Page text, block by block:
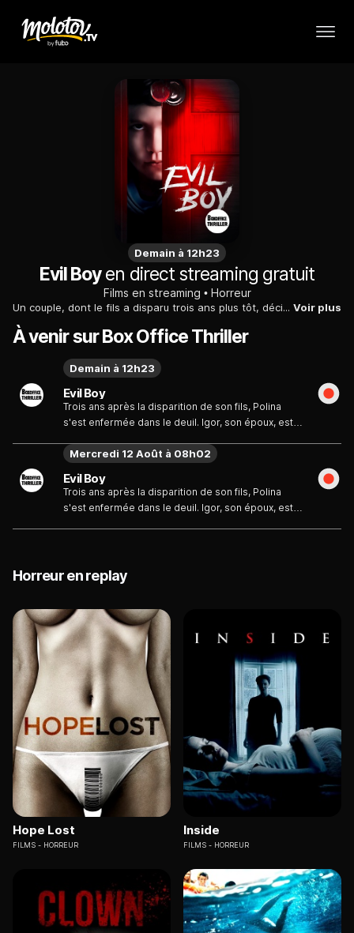
Demain à 12h23
Evil Boyen direct streaming gratuit
Films en streaming Horreur
Un couple, dont le fils a disparu trois ans plus tôt, décide d'adopter un petit garçon. Ils espèrent que son arrivée leur permettra de surmonter leur deuil. Voir plus
À venir sur Box Office Thriller
Evil Boy
Trois ans après la disparition de son fils, Polina
s'est enfermée dans le deuil. Igor, son époux, est
Le couple décide d'adopter un petit garçon, qu'il
petit garçon n'est pas un enfant comme les
autres...
Demain à 12h23
Evil Boy
Trois ans après la disparition de son fils, Polina
s'est enfermée dans le deuil. Igor, son époux, est
petit garçon n'est pas un enfant comme les
Mercredi 12 Août à 08h02
Horreur en replay
Hope Lost
FILMS HORREUR
Inside
FILMS HORREUR